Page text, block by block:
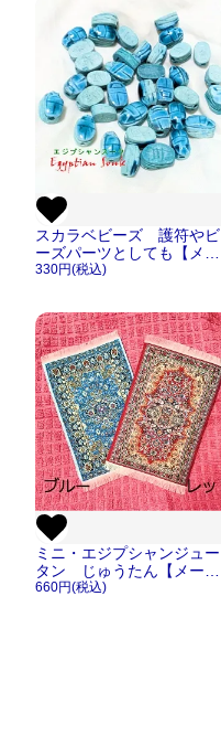
スカラベビーズ 護符やビ
ーズパーツとしても【メー
ル便OK 】
330円(税込)
ミニ・エジプシャンジュー
タン じゅうたん【メール
便OK】
660円(税込)